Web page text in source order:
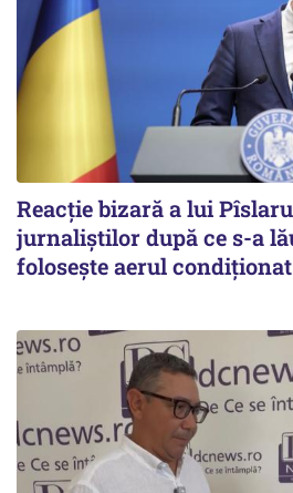
Reacție bizară a lui
jurnaliștilor după ce s-a
folosește aerul condiționat